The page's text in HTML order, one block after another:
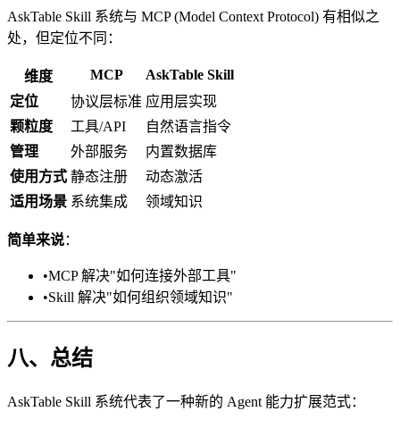
AskTable Skill 系统与 MCP (Model Context Protocol) 有相似之
处，但定位不同：
维度 MCP
AskTable Skill
定位
协议层标准 应用层实现
颗粒度
工具/API
自然语言指令
管理
外部服务
内置数据库
使用方式 静态注册
动态激活
适用场景 系统集成 领域知识
简单来说：
•MCP 解决"如何连接外部工具"
•Skill 解决"如何组织领域知识"
八、总结
AskTable Skill 系统代表了一种新的 Agent 能力扩展范式：